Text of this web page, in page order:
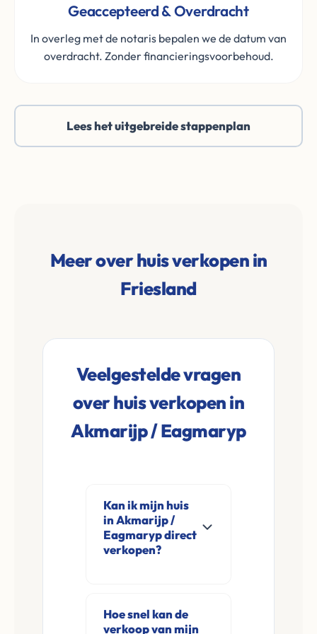
Geaccepteerd & Overdracht
In overleg met de notaris bepalen we de datum van
overdracht. Zonder financieringsvoorbehoud.
Lees het uitgebreide stappenplan
Meer over huis verkopen in
Friesland
Veelgestelde vragen
over huis verkopen in
Akmarijp / Eagmaryp
Kan ik mijn huis
in Akmarijp /
Eagmaryp direct
verkopen?
direct aan in
Hoe snel kan de
verkoop van mijn